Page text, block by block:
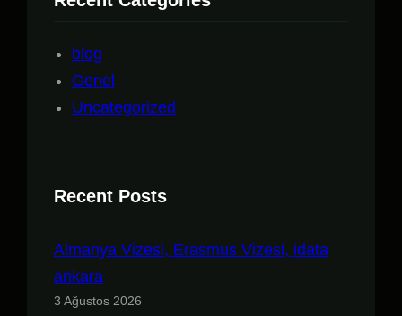
blog
Genel
Uncategorized
Recent Posts
Almanya Vizesi, Erasmus Vizesi, idata
ankara
3 Ağustos 2026